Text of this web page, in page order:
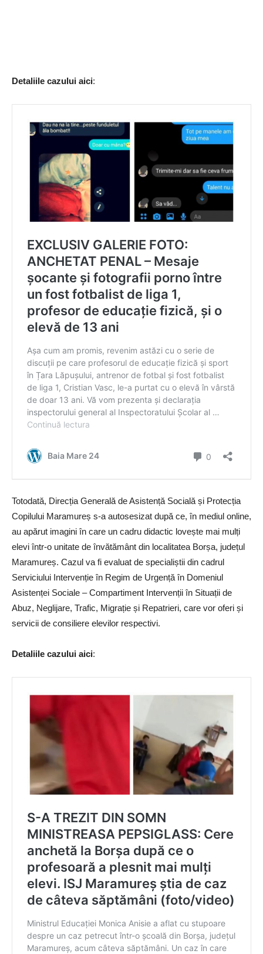
Detaliile cazului aici:
Totodată, Direcția Generală de Asistență Socială și Protecția
Copilului Maramureș s-a autosesizat după ce, în mediul online,
au apărut imagini în care un cadru didactic lovește mai mulți
elevi într-o unitate de învătământ din localitatea Borșa, județul
Maramureș. Cazul va fi evaluat de specialiștii din cadrul
Serviciului Intervenție în Regim de Urgență în Domeniul
Asistenței Sociale – Compartiment Intervenții în Situații de
Abuz, Neglijare, Trafic, Migrație și Repatrieri, care vor oferi și
servicii de consiliere elevilor respectivi.
Detaliile cazului aici: